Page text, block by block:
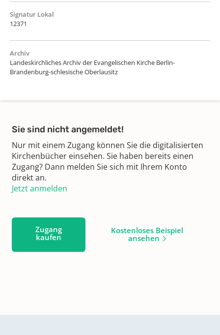
Signatur Lokal
12371
Archiv
Landeskirchliches Archiv der Evangelischen Kirche Berlin-
Brandenburg-schlesische Oberlausitz
Sie sind nicht angemeldet!
Nur mit einem Zugang können Sie die digitalisierten
Kirchenbücher einsehen. Sie haben bereits einen
Zugang? Dann melden Sie sich mit Ihrem Konto
direkt an.
Jetzt anmelden
Zugang
kaufen
Kostenloses Beispiel
ansehen